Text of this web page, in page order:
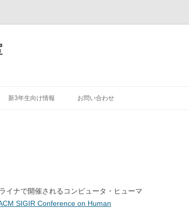
ン
新3年生向け情報 お問い合わせ
イナで開催されるコンピュータ・ヒューマ
SIGIR Conference on Human